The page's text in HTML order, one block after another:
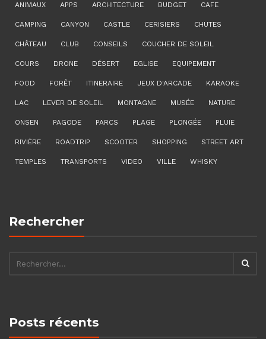
ANIMAUX APPS ARCHITECTURE BUDGET CAFE
CAMPING CANYON CASTLE CERISIERS CHUTES
CHÂTEAU CLUB CONSEILS COUCHER DE SOLEIL
COURS DRONE DÉSERT EGLISE EQUIPEMENT
FOOD FORÊT ITINERAIRE JEUX D'ARCADE KARAOKE
LAC LEVER DE SOLEIL MONTAGNE MUSÉE NATURE
ONSEN PAGODE PARCS PLAGE PLONGÉE PLUIE
RIVIÈRE ROADTRIP SCOOTER SHOPPING STREET ART
TEMPLES TRANSPORTS VIDEO VILLE WHISKY
Rechercher
Posts récents